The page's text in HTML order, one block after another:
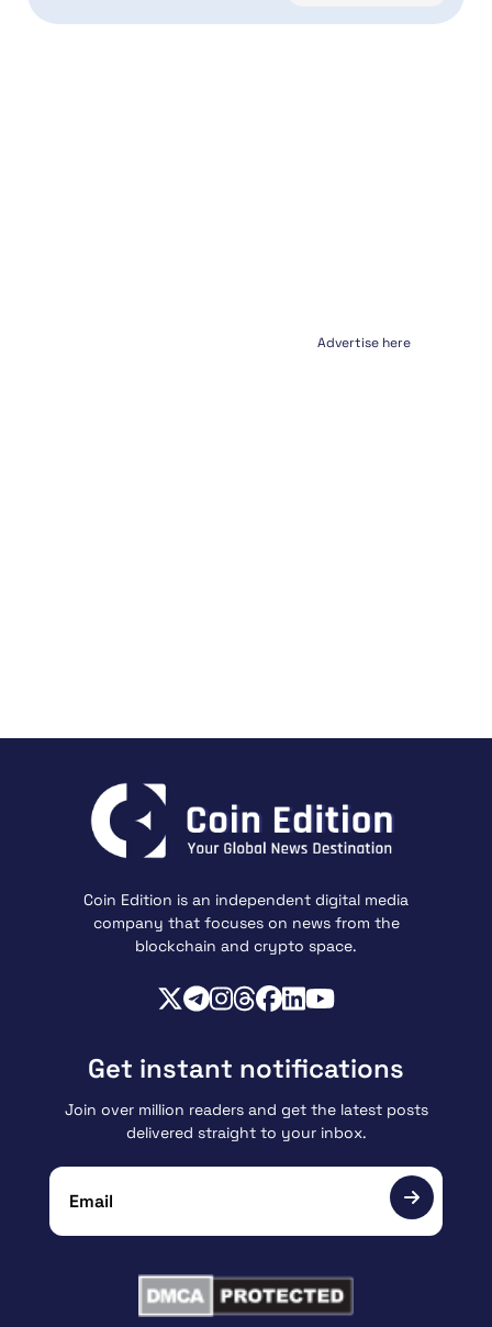
Advertise here
Coin Edition is an independent digital media
company that focuses on news from the
blockchain and crypto space.
Get instant notifications
Join over million readers and get the latest posts
delivered straight to your inbox.